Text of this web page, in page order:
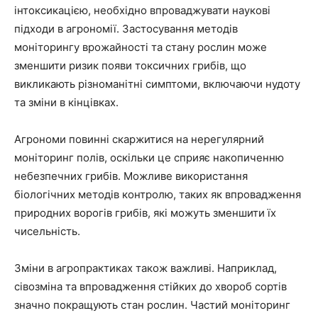
інтоксикацією, необхідно впроваджувати наукові
підходи в агрономії. Застосування методів
моніторингу врожайності та стану рослин може
зменшити ризик появи токсичних грибів, що
викликають різноманітні симптоми, включаючи нудоту
та зміни в кінцівках.
Агрономи повинні скаржитися на нерегулярний
моніторинг полів, оскільки це сприяє накопиченню
небезпечних грибів. Можливе використання
біологічних методів контролю, таких як впровадження
природних ворогів грибів, які можуть зменшити їх
чисельність.
Зміни в агропрактиках також важливі. Наприклад,
сівозміна та впровадження стійких до хвороб сортів
значно покращують стан рослин. Частий моніторинг